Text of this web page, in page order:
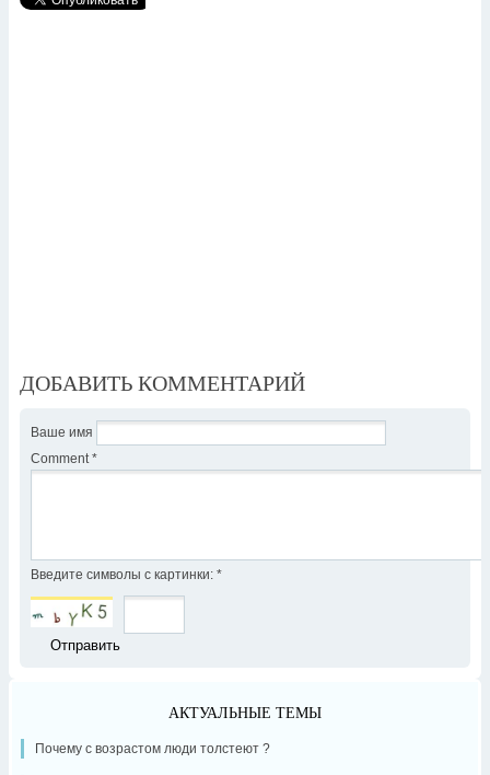
ДОБАВИТЬ КОММЕНТАРИЙ
Ваше имя
Comment *
Введите символы с картинки: *
АКТУАЛЬНЫЕ ТЕМЫ
Почему с возрастом люди толстеют ?